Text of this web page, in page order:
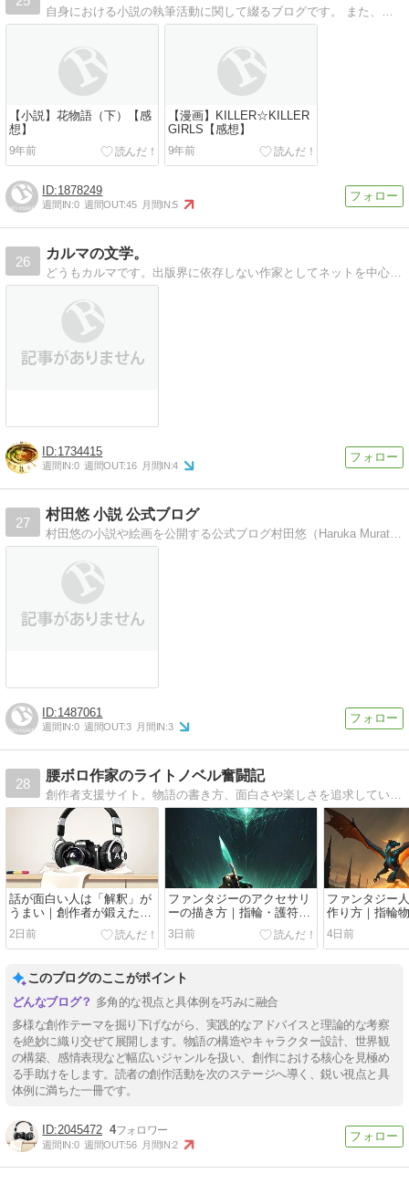
【小説】花物語（下）【感
想】
9年前
【漫画】KILLER☆KILLER
GIRLS【感想】
9年前
1878249
週間IN:0 週間OUT:45 月間IN:5
26
カルマの文学。
どうもカルマです。出版界に依存しない作家としてネットを中心に文学活動を展開しています。文学に関わっているのなら、チェックしておいてください。
1734415
週間IN:0 週間OUT:16 月間IN:4
27
村田悠 小説 公式ブログ
村田悠の小説や絵画を公開する公式ブログ村田悠（Haruka Murata）の小説、絵画などを余すところなく公開。
1487061
週間IN:0 週間OUT:3 月間IN:3
28
腰ボロ作家のライトノベル奮闘記
話が面白い人は「解釈」が
うまい｜創作者が鍛えたい
5つの読み方
2日前
ファンタジーのアクセサリ
ーの描き方｜指輪・護符・
宝玉が物語を動かす「装身
具」の設計術
3日前
ファンタジー
作り方｜指輪
FF14・スター
の種族設計論
4日前
このブログのここがポイント
多角的な視点と具体例を巧みに融合
多様な創作テーマを掘り下げながら、実践的なアドバイスと理論的な考察
を絶妙に織り交ぜて展開します。物語の構造やキャラクター設計、世界観
の構築、感情表現など幅広いジャンルを扱い、創作における核心を見極め
る手助けをします。読者の創作活動を次のステージへ導く、鋭い視点と具
体例に満ちた一冊です。
2045472 4
週間IN:0 週間OUT:56 月間IN:2